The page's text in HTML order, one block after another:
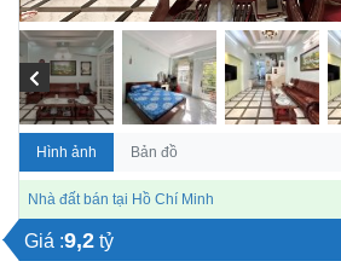
Hình ảnh Bản đồ
Nhà đất bán tại Hồ Chí Minh
Giá :9,2 tỷ